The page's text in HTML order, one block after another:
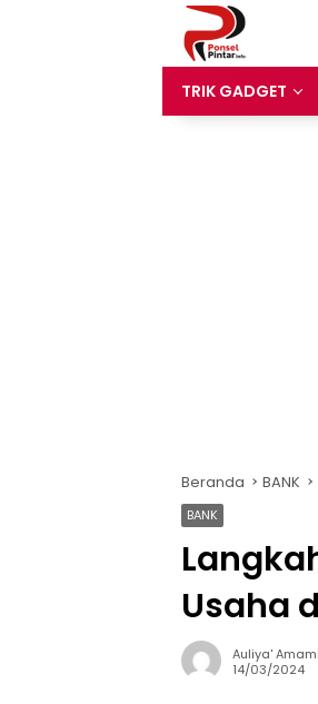
TRIK GADGET
Beranda BANK
BANK
Usaha
Auliya' Amami
14/03/2024